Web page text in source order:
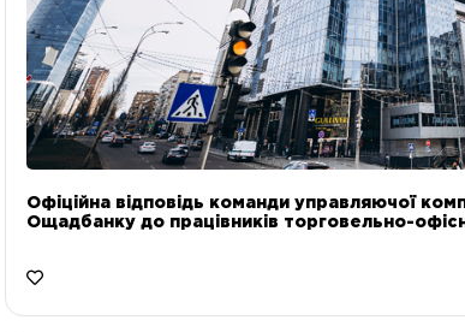
Офіційна відповідь команди управляючої
Ощадбанку до працівників торговельно-